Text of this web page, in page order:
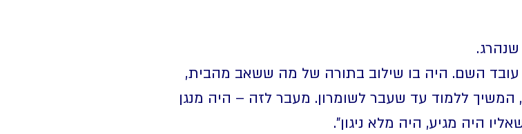
עובד השם. היה בו שילוב בתורה של מה ששאב מהבית,
ללמוד עד שעבר לשומרון. מעבר לזה – היה מנגן
היה מגיע, היה מלא ניגון".